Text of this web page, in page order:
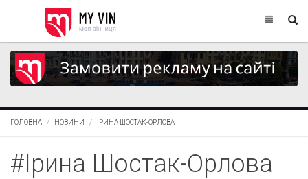
ГОЛОВНА НОВИНИ ІРИНА ШОСТАК-ОРЛОВА
#Ірина Шостак-Орлова